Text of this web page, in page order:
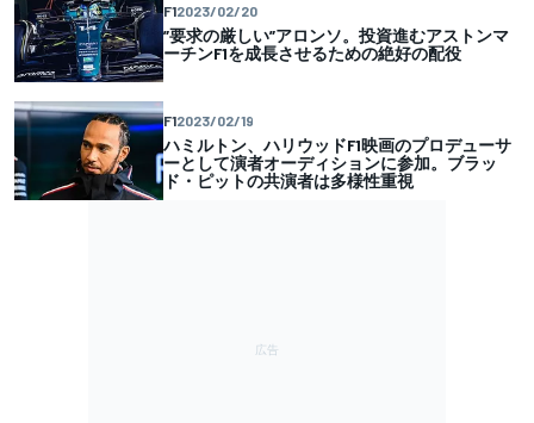
F12023/02/20
”要求の厳しい”アロンソ。投資進むアストンマ
ーチンF1を成長させるための絶好の配役
F12023/02/19
ハミルトン、ハリウッドF1映画のプロデューサ
ーとして演者オーディションに参加。ブラッ
ド・ピットの共演者は多様性重視